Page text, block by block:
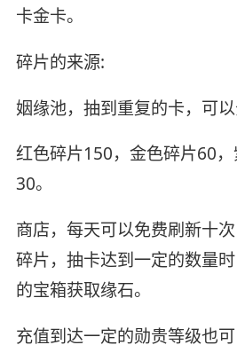
卡金卡。
碎片的来源:
姻缘池，抽到重复的卡，可以
红色碎片150，金色碎片60
30。
商店，每天可以免费刷新十
碎片，抽卡达到一定的数量
的宝箱获取缘石。
充值到达一定的勋贵等级也